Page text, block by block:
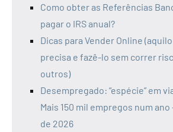
Como obter as Referências
pagar o IRS anual?
Dicas para Vender Online
precisa e fazê-lo sem correr
outros)
Desempregado: “espécie” em
Mais 150 mil empregos num ano
de 2026